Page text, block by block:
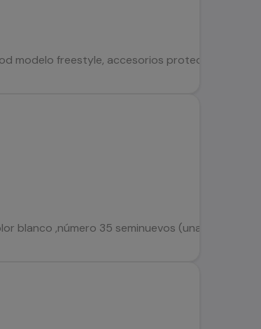
modelo freestyle, accesorios protecciones;
blanco ,número 35 seminuevos (una postura )